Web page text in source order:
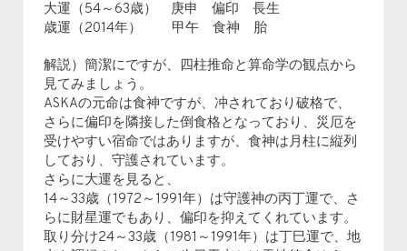
大運（54～63歳） 庚申 偏印 長生
歳運（2014年） 甲午 食神 胎
解説）簡潔にですが、四柱推命と算命学の観点から
見てみましょう。
ASKAの元命は食神ですが、冲されており破格で、
さらに偏印を隣接した倒食格となっており、災厄を
受けやすい宿命ではありますが、食神は月柱に縦列
しており、守護されています。
さらに大運を見ると、
14～33歳（1972～1991年）は守護神の丙丁運で、さ
らに財星運でもあり、偏印を抑えてくれています。
取り分け24～33歳（1981～1991年）は丁巳運で、地